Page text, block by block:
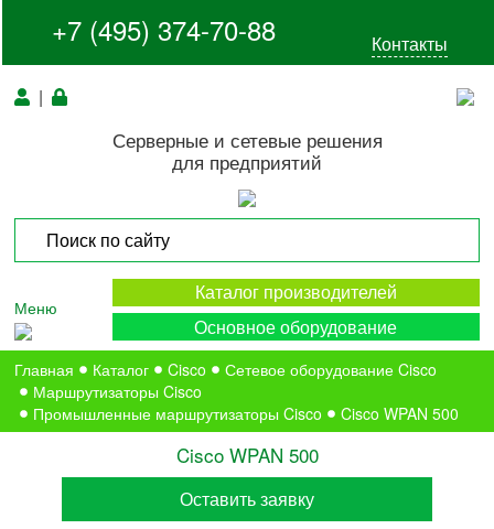
+7 (495) 374-70-88 Контакты
|
Серверные и сетевые решения
для предприятий
Меню
Каталог производителей
Основное оборудование
Главная Каталог Cisco
Сетевое оборудование Cisco
Маршрутизаторы Cisco
Промышленные маршрутизаторы Cisco
Cisco WPAN 500
Cisco WPAN 500
Оставить заявку